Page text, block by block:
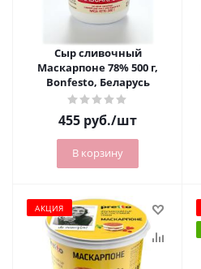
Сыр сливочный
Маскарпоне 78% 500 г,
Bonfesto, Беларусь
455 руб./шт
В корзину
АКЦИЯ